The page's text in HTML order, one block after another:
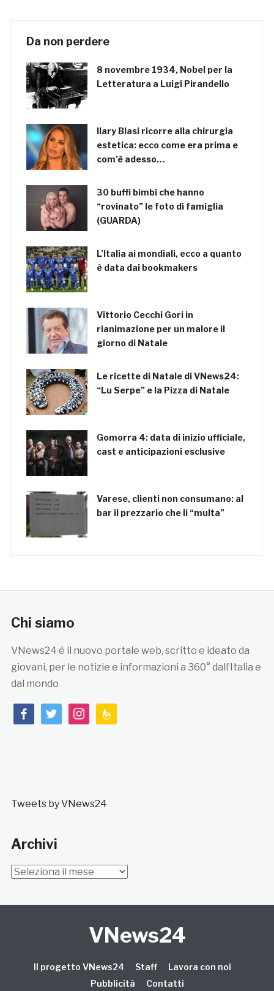
Da non perdere
8 novembre 1934, Nobel per la
Letteratura a Luigi Pirandello
Ilary Blasi ricorre alla chirurgia
estetica: ecco come era prima e
com’è adesso…
30 buffi bimbi che hanno
“rovinato” le foto di famiglia
(GUARDA)
L’Italia ai mondiali, ecco a quanto
è data dai bookmakers
Vittorio Cecchi Gori in
rianimazione per un malore il
giorno di Natale
Le ricette di Natale di VNews24:
“Lu Serpe” e la Pizza di Natale
Gomorra 4: data di inizio ufficiale,
cast e anticipazioni esclusive
Varese, clienti non consumano: al
bar il prezzario che li “multa”
Chi siamo
VNews24 è il nuovo portale web, scritto e ideato da
giovani, per le notizie e informazioni a 360° dall’Italia e
dal mondo
facebooktwitterinstagramfeedburner
Tweets by VNews24
Archivi
Archivi
VNews24
Il progetto VNews24 Staff
Lavora con noi
Pubblicità
Contatti